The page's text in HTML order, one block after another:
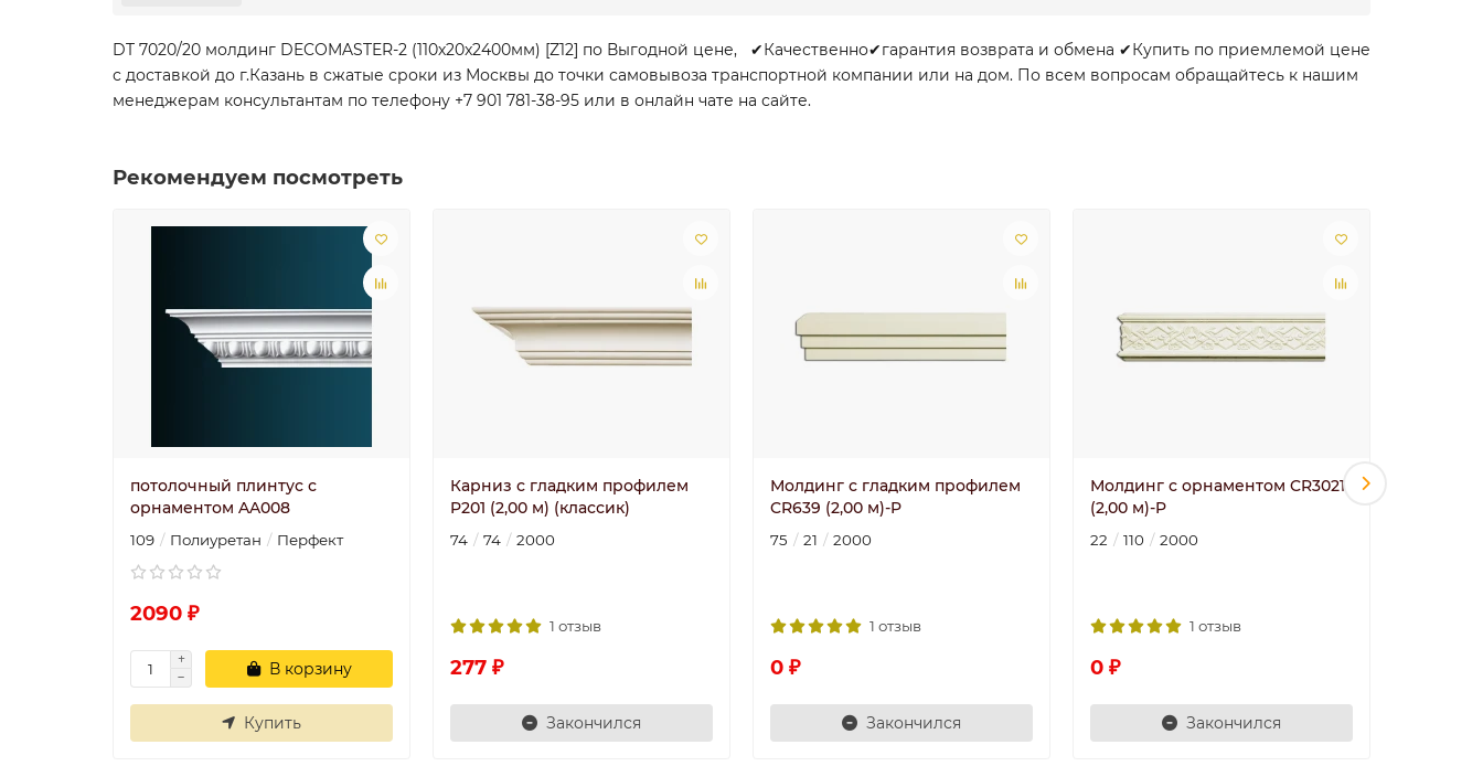
DT 7020/20 молдинг DECOMASTER-2 (110х20x2400мм) [Z12] по Выгодной цене, ✔Качественно✔гарантия возврата и обмена ✔Купить по приемлемой цене
с доставкой до г.Казань в сжатые сроки из Москвы до точки самовывоза транспортной компании или на дом. По всем вопросам обращайтесь к нашим
менеджерам консультантам по телефону +7 901 781-38-95 или в онлайн чате на сайте.
Рекомендуем посмотреть
потолочный плинтус с
орнаментом AA008
109 Полиуретан Перфект
2090 ₽
В корзину
Купить
Карниз с гладким профилем
P201 (2,00 м) (классик)
74 74 2000
1 отзыв
277 ₽
Закончился
Молдинг с гладким профилем
CR639 (2,00 м)-P
75 21 2000
1 отзыв
0 ₽
Закончился
Молдинг с орнаментом CR3021
(2,00 м)-P
22 110 2000
1 отзыв
0 ₽
Закончился